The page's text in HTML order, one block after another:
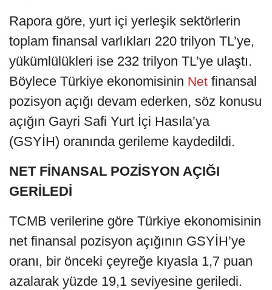
Rapora göre, yurt içi yerleşik sektörlerin
toplam finansal varlıkları 220 trilyon TL’ye,
yükümlülükleri ise 232 trilyon TL’ye ulaştı.
Böylece Türkiye ekonomisinin Net finansal
pozisyon açığı devam ederken, söz konusu
açığın Gayri Safi Yurt İçi Hasıla’ya
(GSYİH) oranında gerileme kaydedildi.
NET FİNANSAL POZİSYON AÇIĞI
GERİLEDİ
TCMB verilerine göre Türkiye ekonomisinin
net finansal pozisyon açığının GSYİH’ye
oranı, bir önceki çeyreğe kıyasla 1,7 puan
azalarak yüzde 19,1 seviyesine geriledi.